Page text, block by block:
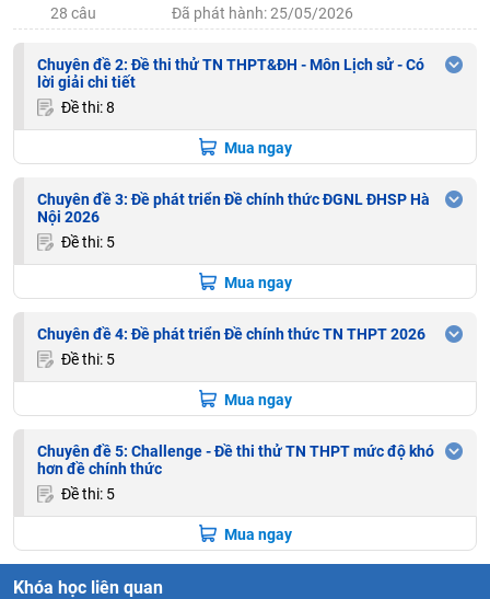
28 câu
Đã phát hành: 25/05/2026
Chuyên đề 2: Đề thi thử TN THPT&ĐH - Môn Lịch sử - Có
lời giải chi tiết
Đề thi: 8
Mua ngay
Chuyên đề 3: Đề phát triển Đề chính thức ĐGNL ĐHSP Hà
Nội 2026
Đề thi: 5
Mua ngay
Chuyên đề 4: Đề phát triển Đề chính thức TN THPT 2026
Đề thi: 5
Mua ngay
Chuyên đề 5: Challenge - Đề thi thử TN THPT mức độ khó
hơn đề chính thức
Đề thi: 5
Mua ngay
Khóa học liên quan